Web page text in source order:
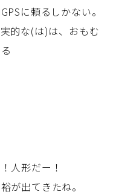
に頼るしかない。
的な(は)は、おもむ
人形だー！
が出てきたね。